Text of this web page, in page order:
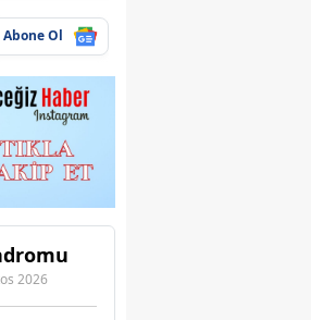
Abone Ol
2026